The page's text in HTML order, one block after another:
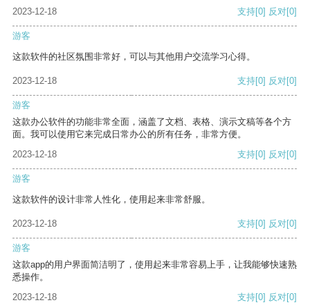
2023-12-18 支持[0] 反对[0]
游客
这款软件的社区氛围非常好，可以与其他用户交流学习心得。
2023-12-18 支持[0] 反对[0]
游客
这款办公软件的功能非常全面，涵盖了文档、表格、演示文稿等各个方
面。我可以使用它来完成日常办公的所有任务，非常方便。
2023-12-18
支持[0] 反对[0]
游客
这款软件的设计非常人性化，使用起来非常舒服。
2023-12-18 支持[0] 反对[0]
游客
这款app的用户界面简洁明了，使用起来非常容易上手，让我能够快速熟
悉操作。
2023-12-18
支持[0] 反对[0]